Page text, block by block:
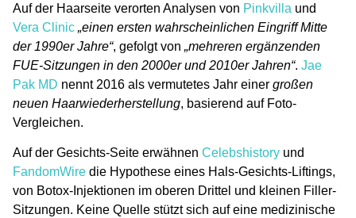
Auf der Haarseite verorten Analysen von Pinkvilla und
Vera Clinic „einen ersten wahrscheinlichen Eingriff Mitte
der 1990er Jahre“, gefolgt von „mehreren ergänzenden
FUE-Sitzungen in den 2000er und 2010er Jahren“. Jae
Pak MD nennt 2016 als vermutetes Jahr einer großen
neuen Haarwiederherstellung, basierend auf Foto-
Vergleichen.
Auf der Gesichts-Seite erwähnen Celebshistory und
FandomWire die Hypothese eines Hals-Gesichts-Liftings,
von Botox-Injektionen im oberen Drittel und kleinen Filler-
Sitzungen. Keine Quelle stützt sich auf eine medizinische